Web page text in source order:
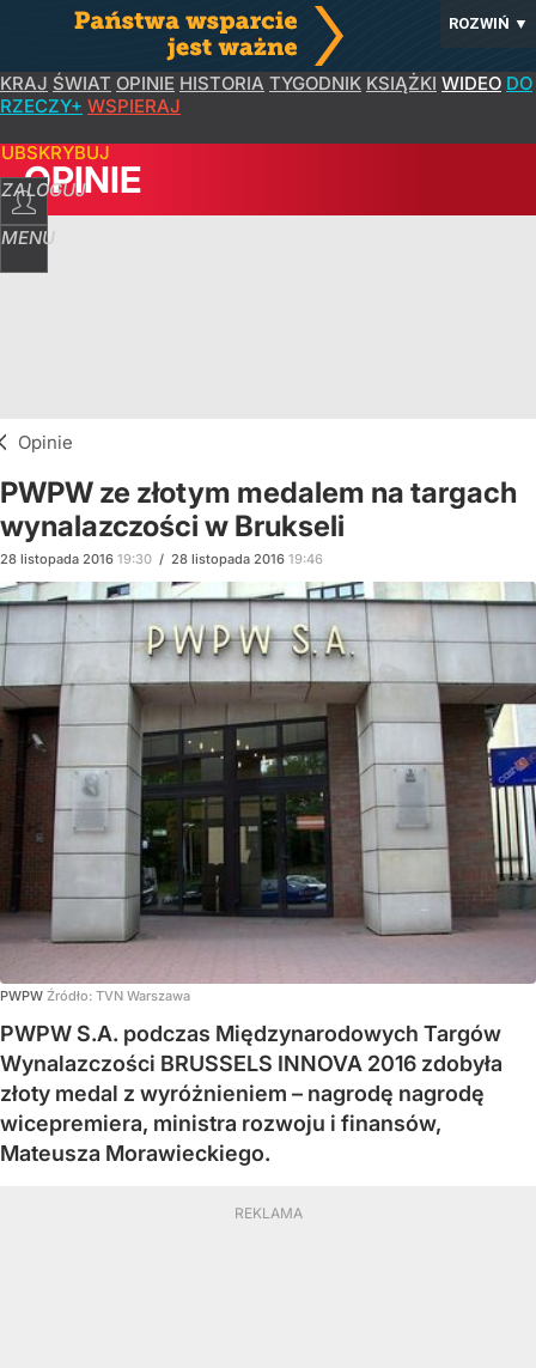
ROZWIŃ ▼
KRAJ ŚWIAT OPINIE HISTORIA TYGODNIK KSIĄŻKI WIDEO DO
RZECZY+ WSPIERAJ
ZALOGUJ
MENU
OPINIE
Opinie
PWPW ze złotym medalem na targach
wynalazczości w Brukseli
28 listopada 2016 19:30 / 28 listopada 2016 19:46
PWPW Źródło: TVN Warszawa
PWPW S.A. podczas Międzynarodowych Targów
Wynalazczości BRUSSELS INNOVA 2016 zdobyła
złoty medal z wyróżnieniem – nagrodę nagrodę
wicepremiera, ministra rozwoju i finansów,
Mateusza Morawieckiego.